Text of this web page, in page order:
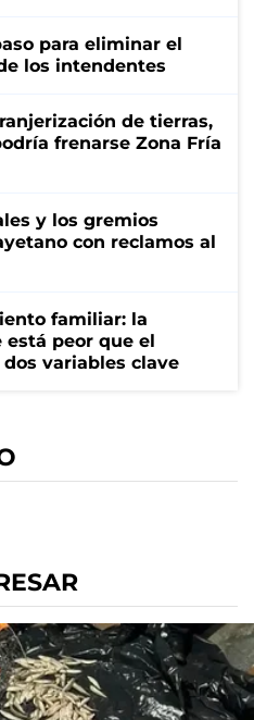
para eliminar el
los intendentes
de tierras,
frenarse Zona Fría
y los gremios
con reclamos al
familiar: la
está peor que el
variables clave